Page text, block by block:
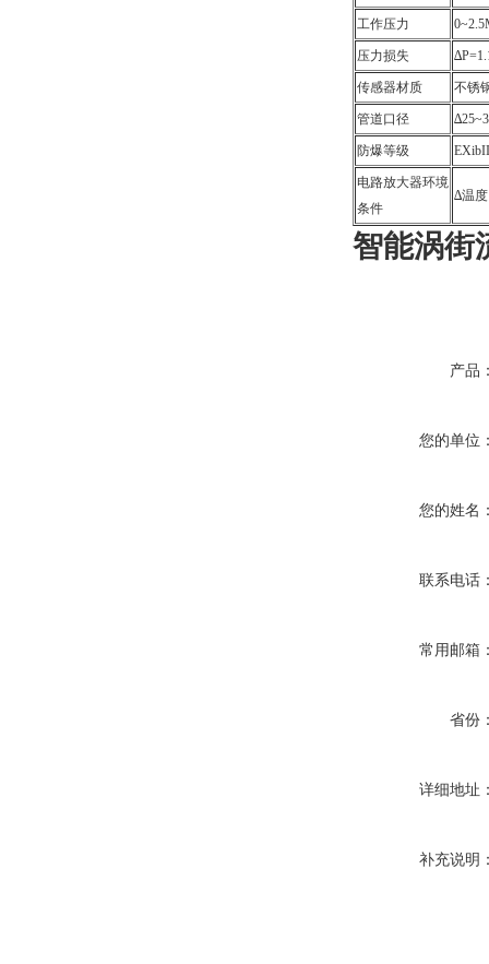
工作压力
压力损失
传感器材质 不锈
管道口径
防爆等级
电路放大器环境
条件
∆温度
智能涡街
产品
您的单位
您的姓名
联系电话
常用邮箱
省份
详细地址
补充说明